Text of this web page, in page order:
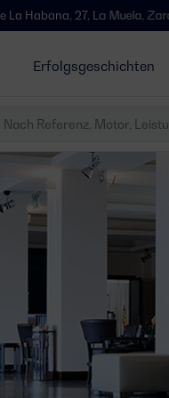
Erfolgsgeschichten
La Muela, Zaragoza.